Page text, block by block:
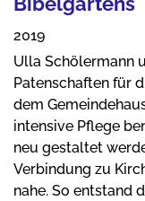
2019
Ulla Schölermann
Patenschaften für
dem
intensive Pflege
neu gestaltet
Verbindung zu
nahe. So entstand